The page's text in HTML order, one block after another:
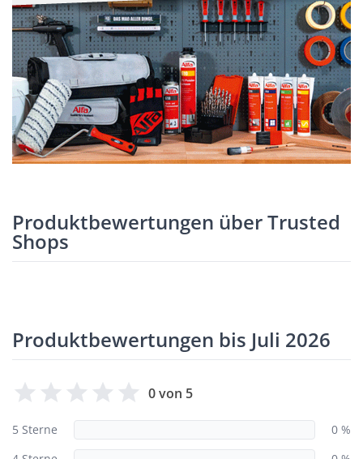
Produktbewertungen über Trusted
Shops
Produktbewertungen bis Juli 2026
0 von 5
5 Sterne
0 %